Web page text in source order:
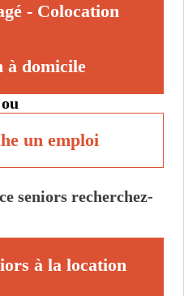
- Colocation
à domicile
ou
un emploi
seniors recherchez-
à la location